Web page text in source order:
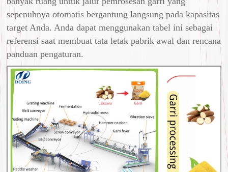
sepenuhnya otomatis bergantung langsung pada kapasitas
target Anda. Anda dapat menggunakan tabel ini sebagai
referensi saat membuat tata letak pabrik awal dan rencana
panduan pengaturan.